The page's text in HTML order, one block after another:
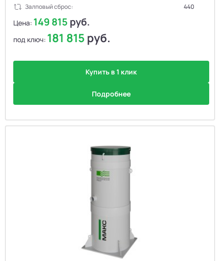
Залповый сброс:
440
Цена: 149 815 руб.
под ключ: 181 815руб.
Купить в 1 клик
Подробнее